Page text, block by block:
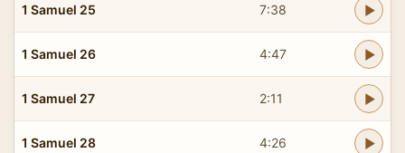
1 Samuel 25 7:38
1 Samuel 26 4:47
1 Samuel 27 2:11
1 Samuel 28 4:26